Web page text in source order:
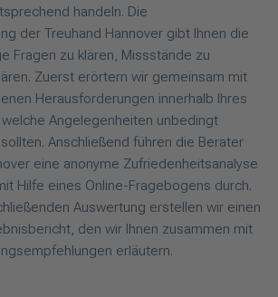
handeln. Die
der Treuhand Hannover gibt Ihnen die
Fragen zu klären, Missstände zu
Zuerst erörtern wir gemeinsam mit
Herausforderungen innerhalb Ihres
Angelegenheiten unbedingt
Anschließend führen die Berater
eine anonyme Zufriedenheitsanalyse
Hilfe eines Online-Fragebogens durch.
Auswertung erstellen wir einen
den wir Ihnen zusammen mit
erläutern.